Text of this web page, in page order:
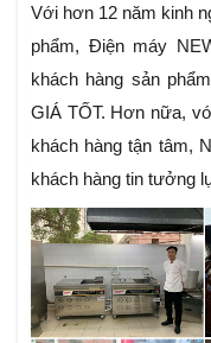
Với hơn 12 năm kinh
phẩm, Điện máy
khách hàng sản
GIÁ TỐT. Hơn nữa,
khách hàng tận tâm,
khách hàng tin tưởng